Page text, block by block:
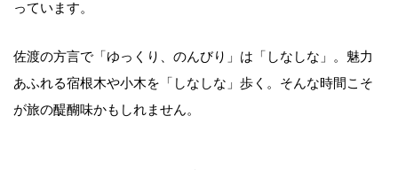
っています。
佐渡の方言で「ゆっくり、のんびり」は「しなしな」。魅力
あふれる宿根木や小木を「しなしな」歩く。そんな時間こそ
が旅の醍醐味かもしれません。